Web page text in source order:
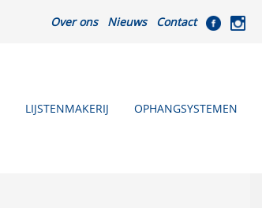
Over ons Nieuws Contact
LIJSTENMAKERIJ OPHANGSYSTEMEN